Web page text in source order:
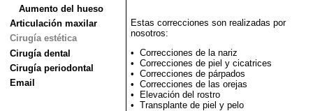
Aumento del hueso
Articulación maxilar
Cirugía estética
Cirugía dental
Cirugía periodontal
Email
Estas correcciones son realizadas por
nosotros:
• Correcciones de la nariz
• Correcciones de piel y cicatrices
• Correcciones de párpados
• Correcciones de las orejas
• Elevación del rostro
• Transplante de piel y pelo